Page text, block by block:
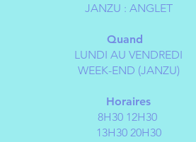
JANZU : ANGLET
Quand
LUNDI AU VENDREDI
WEEK-END (JANZU)
Horaires
8H30 12H30
13H30 20H30